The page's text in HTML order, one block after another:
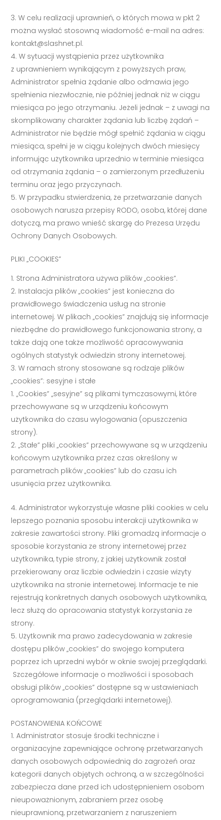
W celu realizacji uprawnień, o których mowa w pkt 2
można wysłać stosowną wiadomość e-mail na adres:
kontakt@slashnet.pl.
W sytuacji wystąpienia przez użytkownika
z uprawnieniem wynikającym z powyższych praw,
Administrator spełnia żądanie albo odmawia jego
spełnienia niezwłocznie, nie później jednak niż w ciągu
miesiąca po jego otrzymaniu. Jeżeli jednak – z uwagi na
skomplikowany charakter żądania lub liczbę żądań –
Administrator nie będzie mógł spełnić żądania w ciągu
miesiąca, spełni je w ciągu kolejnych dwóch miesięcy
informując użytkownika uprzednio w terminie miesiąca
od otrzymania żądania – o zamierzonym przedłużeniu
terminu oraz jego przyczynach.
W przypadku stwierdzenia, że przetwarzanie danych
osobowych narusza przepisy RODO, osoba, której dane
dotyczą, ma prawo wnieść skargę do Prezesa Urzędu
Ochrony Danych Osobowych.
PLIKI „COOKIES”
Strona Administratora używa plików „cookies”.
Instalacja plików „cookies” jest konieczna do
prawidłowego świadczenia usług na stronie
internetowej. W plikach „cookies” znajdują się informacje
niezbędne do prawidłowego funkcjonowania strony, a
także dają one także możliwość opracowywania
ogólnych statystyk odwiedzin strony internetowej.
W ramach strony stosowane są rodzaje plików
„cookies”: sesyjne i stałe
„Cookies” „sesyjne” są plikami tymczasowymi, które
przechowywane są w urządzeniu końcowym
użytkownika do czasu wylogowania (opuszczenia
strony).
„Stałe” pliki „cookies” przechowywane są w urządzeniu
końcowym użytkownika przez czas określony w
parametrach plików „cookies” lub do czasu ich
usunięcia przez użytkownika.
Administrator wykorzystuje własne pliki cookies w celu
lepszego poznania sposobu interakcji użytkownika w
zakresie zawartości strony. Pliki gromadzą informacje o
sposobie korzystania ze strony internetowej przez
użytkownika, typie strony, z jakiej użytkownik został
przekierowany oraz liczbie odwiedzin i czasie wizyty
użytkownika na stronie internetowej. Informacje te nie
rejestrują konkretnych danych osobowych użytkownika,
lecz służą do opracowania statystyk korzystania ze
strony.
Użytkownik ma prawo zadecydowania w zakresie
dostępu plików „cookies” do swojego komputera
poprzez ich uprzedni wybór w oknie swojej przeglądarki.
Szczegółowe informacje o możliwości i sposobach
obsługi plików „cookies” dostępne są w ustawieniach
oprogramowania (przeglądarki internetowej).
POSTANOWIENIA KOŃCOWE
Administrator stosuje środki techniczne i
organizacyjne zapewniające ochronę przetwarzanych
danych osobowych odpowiednią do zagrożeń oraz
kategorii danych objętych ochroną, a w szczególności
zabezpiecza dane przed ich udostępnieniem osobom
nieupoważnionym, zabraniem przez osobę
nieuprawnioną, przetwarzaniem z naruszeniem